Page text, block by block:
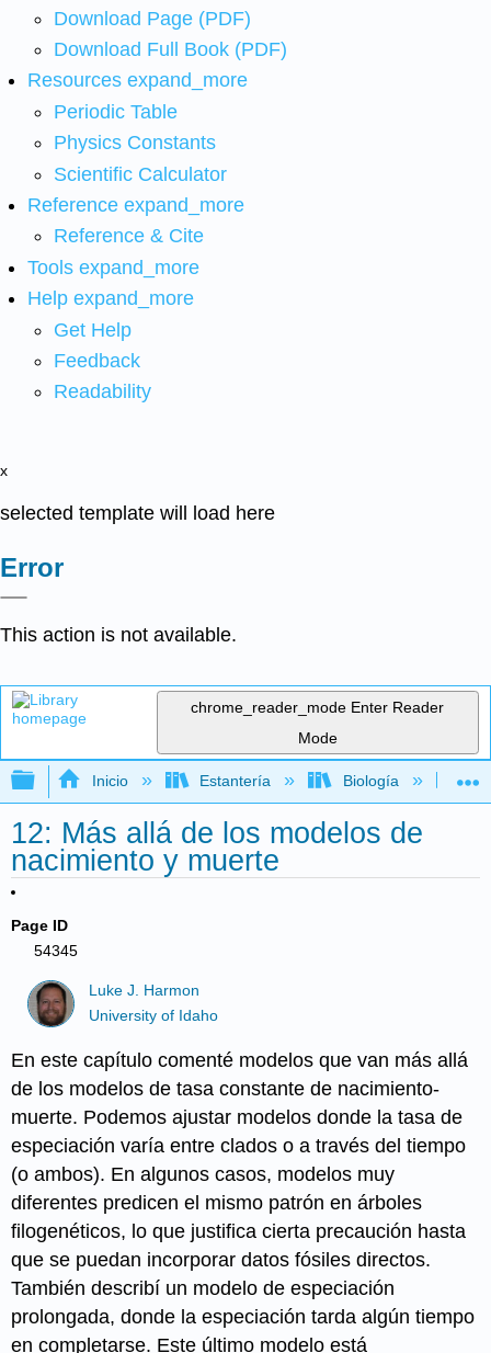
Download Page (PDF)
Download Full Book (PDF)
Resources expand_more
Periodic Table
Physics Constants
Scientific Calculator
Reference expand_more
Reference & Cite
Tools expand_more
Help expand_more
Get Help
Feedback
Readability
x
selected template will load here
Error
This action is not available.
chrome_reader_mode Enter Reader
Mode
Expandir/contraer jerarquía global
Inicio Estantería Biología
12: Más allá de los modelos de
nacimiento y muerte
Page ID
54345
Luke J. Harmon
University of Idaho
En este capítulo comenté modelos que van más allá
de los modelos de tasa constante de nacimiento-
muerte. Podemos ajustar modelos donde la tasa de
especiación varía entre clados o a través del tiempo
(o ambos). En algunos casos, modelos muy
diferentes predicen el mismo patrón en árboles
filogenéticos, lo que justifica cierta precaución hasta
que se puedan incorporar datos fósiles directos.
También describí un modelo de especiación
prolongada, donde la especiación tarda algún tiempo
en completarse. Este último modelo está